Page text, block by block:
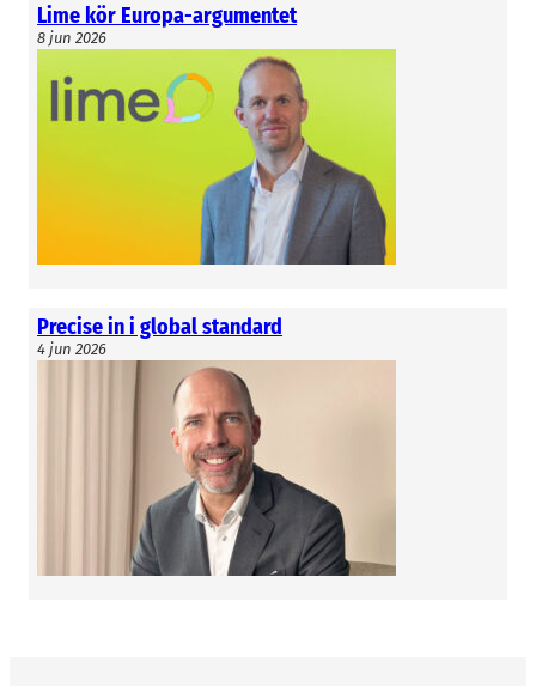
Lime kör Europa-argumentet
8 jun 2026
Precise in i global standard
4 jun 2026